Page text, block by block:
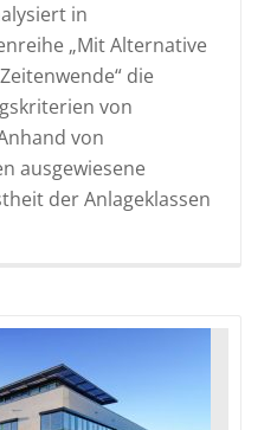
in
„Mit Alternative
die
von
von
ausgewiesene
der Anlageklassen